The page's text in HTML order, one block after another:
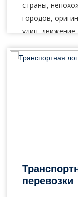
страны,
городов,
улиц, движение
перевозки
Страна
укажите
не имеет
укажите